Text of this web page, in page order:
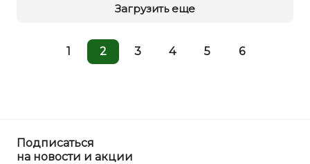
Загрузить еще
1 2 3 4 5 6
Подписаться
на новости и акции